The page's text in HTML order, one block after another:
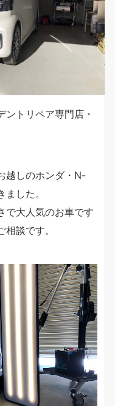
ントリペア専門店・
越しのホンダ・N-
した。
で大人気のお車です
談です。